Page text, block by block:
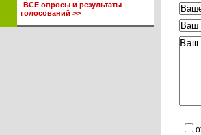
ВСЕ опросы и результаты
голосований >>